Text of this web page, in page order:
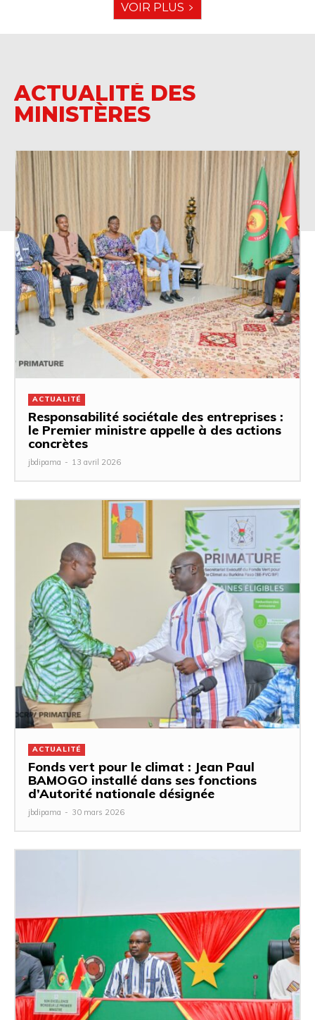
VOIR PLUS
ACTUALITÉ DES
MINISTÈRES
ACTUALITÉ
Responsabilité sociétale des entreprises :
le Premier ministre appelle à des actions
concrètes
jbdipama - 13 avril 2026
ACTUALITÉ
Fonds vert pour le climat : Jean Paul
BAMOGO installé dans ses fonctions
d’Autorité nationale désignée
jbdipama - 30 mars 2026